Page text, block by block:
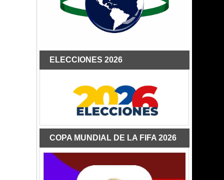
ELECCIONES 2026
COPA MUNDIAL DE LA FIFA 2026